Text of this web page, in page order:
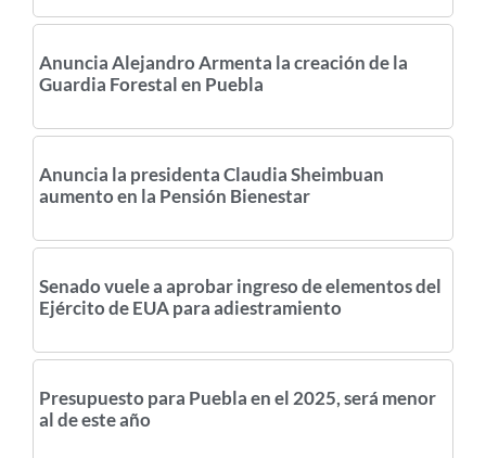
Anuncia Alejandro Armenta la creación de la
Guardia Forestal en Puebla
Anuncia la presidenta Claudia Sheimbuan
aumento en la Pensión Bienestar
Senado vuele a aprobar ingreso de elementos del
Ejército de EUA para adiestramiento
Presupuesto para Puebla en el 2025, será menor
al de este año